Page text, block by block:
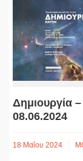
Δημιουργία
08.06.2024
18 Μαΐου 2024